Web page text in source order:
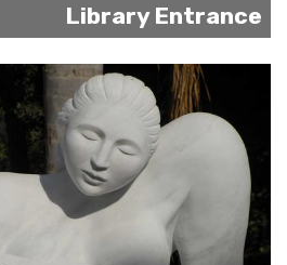
Library Entrance